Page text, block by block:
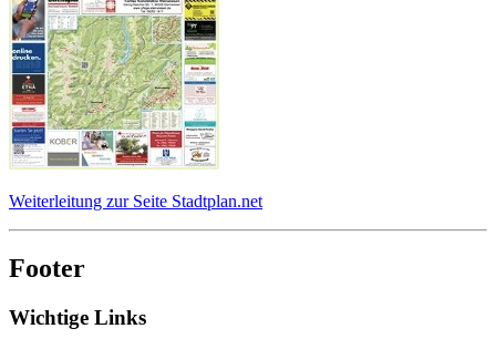
Weiterleitung zur Seite Stadtplan.net
Footer
Wichtige Links